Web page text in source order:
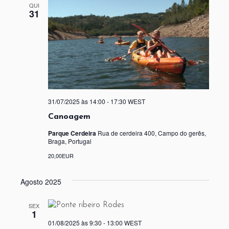
QUI
31
Canoagem
31/07/2025 às 14:00 - 17:30 WEST
Parque Cerdeira Rua de cerdeira 400, Campo do gerês,
Braga, Portugal
20,00EUR
Agosto 2025
SEX
1
01/08/2025 às 9:30 - 13:00 WEST